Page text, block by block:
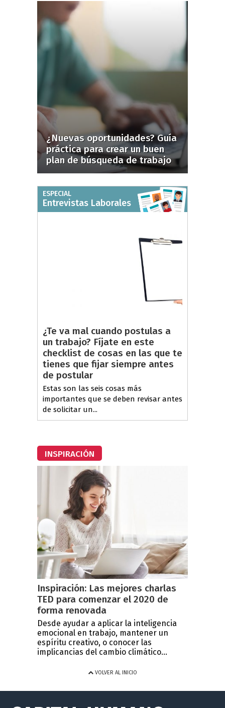
¿Nuevas oportunidades? Guía
práctica para crear un buen
plan de búsqueda de trabajo
ESPECIAL
Entrevistas Laborales
¿Te va mal cuando postulas a
un trabajo? Fíjate en este
checklist de cosas en las que te
tienes que fijar siempre antes
de postular
Estas son las seis cosas más
importantes que se deben revisar antes
de solicitar un...
INSPIRACIÓN
Inspiración: Las mejores charlas
TED para comenzar el 2020 de
forma renovada
Desde ayudar a aplicar la inteligencia
emocional en trabajo, mantener un
espíritu creativo, o conocer las
implicancias del cambio climático...
VOLVER AL INICIO